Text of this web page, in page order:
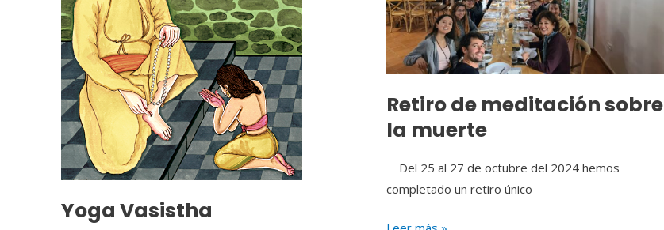
Yoga Vasistha
Retiro de meditación sobre
la muerte
Del 25 al 27 de octubre del 2024 hemos
completado un retiro único
muerte